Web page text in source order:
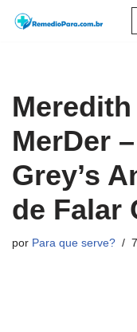
conteúdo
MerDer
Grey’s
de Falar
por Para que serve?